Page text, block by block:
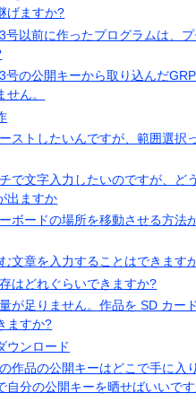
げますか?
号以前に作ったプログラムは、
号の公開キーから取り込んだ
ん。
ストしたいんですが、範囲選択
で文字入力したいのですが、ど
出ますか
ボードの場所を移動させる方法
文章を入力することはできます
はどれぐらいできますか?
が足りません。作品を SD カー
ますか?
ウンロード
作品の公開キーはどこで手に入
自分の公開キーを晒せばいいで